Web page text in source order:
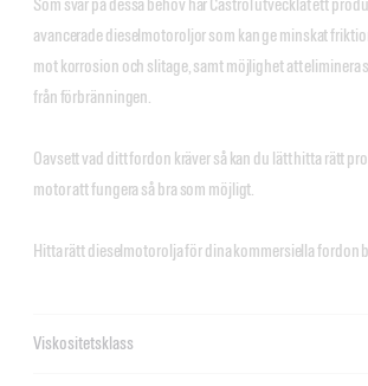
avancerade dieselmotoroljor som kan ge minskat
mot korrosion och slitage, samt möjlighet att eliminera
från förbränningen.
Oavsett vad ditt fordon kräver så kan du lätt hitta rätt
motor att fungera så bra som möjligt.
Hitta rätt dieselmotorolja för dina kommersiella fordon
Viskositetsklass